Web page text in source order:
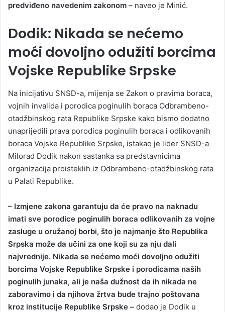
predviđeno navedenim zakonom – naveo je Minić.
Dodik: Nikada se nećemo
moći dovoljno odužiti borcima
Vojske Republike Srpske
Na inicijativu SNSD-a, mijenja se Zakon o pravima boraca,
vojnih invalida i porodica poginulih boraca Odbrambeno-
otadžbinskog rata Republike Srpske kako bismo dodatno
unaprijedili prava porodica poginulih boraca i odlikovanih
boraca Vojske Republike Srpske, istakao je lider SNSD-a
Milorad Dodik nakon sastanka sa predstavnicima
organizacija proisteklih iz Odbrambeno-otadžbinskog rata
u Palati Republike.
– Izmjene zakona garantuju da će pravo na naknadu
imati sve porodice poginulih boraca odlikovanih za vojne
zasluge u oružanoj borbi, što je najmanje što Republika
Srpska može da učini za one koji su za nju dali
najvrednije. Nikada se nećemo moći dovoljno odužiti
borcima Vojske Republike Srpske i porodicama naših
poginulih junaka, ali je naša dužnost da ih nikada ne
zaboravimo i da njihova žrtva bude trajno poštovana
kroz institucije Republike Srpske – dodao je Dodik u